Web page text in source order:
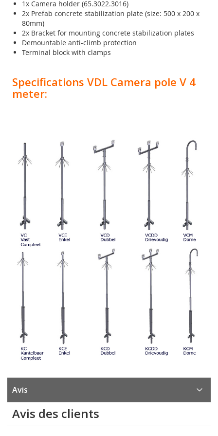
1x Camera holder (65.3022.3016)
2x Prefab concrete stabilization plate (size: 500 x 200 x
80mm)
2x Bracket for mounting concrete stabilization plates
Demountable anti-climb protection
Terminal block with clamps
Specifications VDL Camera pole V 4
meter:
Avis
Avis des clients